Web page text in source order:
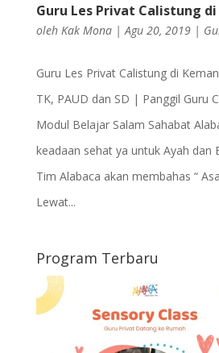
Guru Les Privat Calistung
oleh Kak Mona| Agu 20, 2019|
Guru Les Privat Calistung di
TK, PAUD dan SD | Panggil Guru
Modul Belajar Salam Sahabat
keadaan sehat ya untuk Ayah dan
Tim Alabaca akan membahas “
Lewat...
Program Terbaru